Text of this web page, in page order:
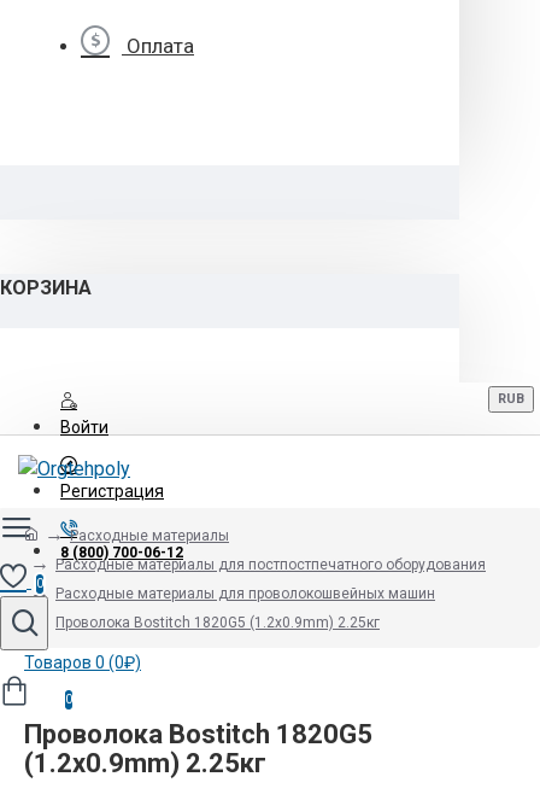
Оплата
КОРЗИНА
Войти
Регистрация
8 (800) 700-06-12
RUB
0
Товаров 0 (0₽)
0
Расходные материалы
Расходные материалы для постпостпечатного оборудования
Расходные материалы для проволокошвейных машин
Проволока Bostitch 1820G5 (1.2x0.9mm) 2.25кг
Проволока Bostitch 1820G5
(1.2x0.9mm) 2.25кг